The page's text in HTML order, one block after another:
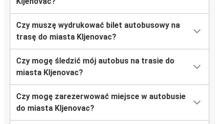
Czy muszę wydrukować bilet autobusowy na
trasę do miasta Kljenovac?
Czy mogę śledzić mój autobus na trasie do
miasta Kljenovac?
Czy mogę zarezerwować miejsce w autobusie
do miasta Kljenovac?